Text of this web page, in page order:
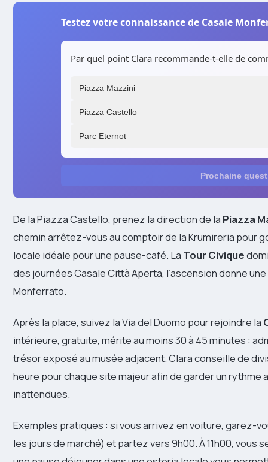
Testez votre connaissance de Casale
Par quel point Clara recommande-t-elle de
Piazza Mazzini
Piazza Castello
Parc Eternot
Prochaine
De la Piazza Castello, prenez la direction de la Piazza
chemin arrêtez-vous au comptoir de la Krumireria pour
locale idéale pour une pause-café. La Tour Civique
des journées Casale Città Aperta, l’ascension donne
Monferrato.
Après la place, suivez la Via del Duomo pour rejoindre la
intérieure, gratuite, mérite au moins 30 à 45 minutes :
trésor exposé au musée adjacent. Clara conseille de
heure pour chaque site majeur afin de garder un
inattendues.
Exemples pratiques : si vous arrivez en voiture, garez-
les jours de marché) et partez vers 9h00. À 11h00, vous